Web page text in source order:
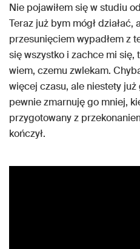
Nie pojawiłem się w studiu
Teraz już bym mógł działać,
przesunięciem wypadłem z
się wszystko i zachce mi
wiem, czemu zwlekam.
więcej czasu, ale niestety
pewnie zmarnuję go mniej,
przygotowany z
kończył.